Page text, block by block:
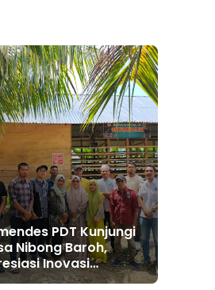
PDT Kunjungi
Nibong Baroh,
Inovasi
Pangan dan